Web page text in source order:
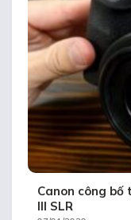
Canon công bố
III SLR